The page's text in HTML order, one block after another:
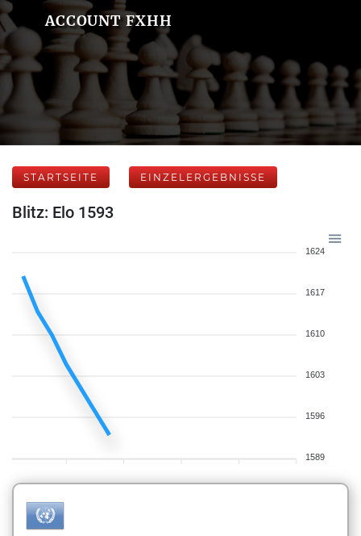
ACCOUNT FXHH
STARTSEITE EINZELERGEBNISSE
Blitz: Elo 1593
1624
1617
1610
1603
1596
1589